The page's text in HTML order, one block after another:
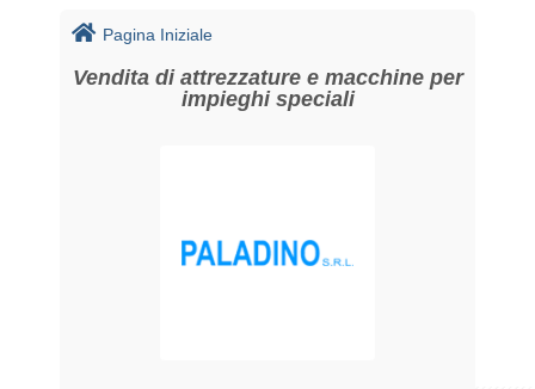
Pagina Iniziale
Vendita di attrezzature e macchine per
impieghi speciali